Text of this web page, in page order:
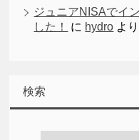
ジュニアNISAでイ
した！
に hydro より
検索